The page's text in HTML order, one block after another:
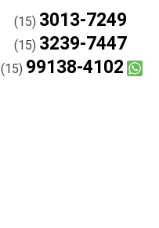
(15) 3013-7249
(15) 3239-7447
(15) 99138-4102